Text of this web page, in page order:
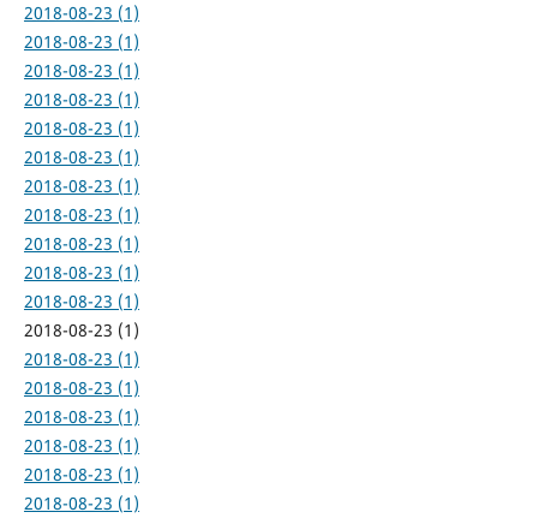
2018-08-23 (1)
2018-08-23 (1)
2018-08-23 (1)
2018-08-23 (1)
2018-08-23 (1)
2018-08-23 (1)
2018-08-23 (1)
2018-08-23 (1)
2018-08-23 (1)
2018-08-23 (1)
2018-08-23 (1)
2018-08-23 (1)
2018-08-23 (1)
2018-08-23 (1)
2018-08-23 (1)
2018-08-23 (1)
2018-08-23 (1)
2018-08-23 (1)